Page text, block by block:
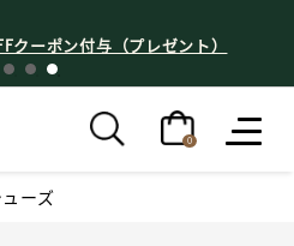
クーポン付与（プレゼント）
0
ーズ